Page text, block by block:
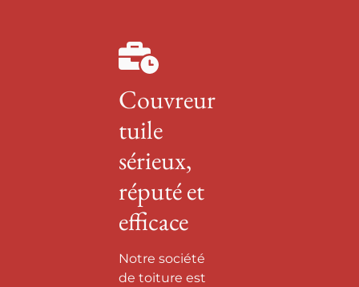
Couvreur
tuile
sérieux,
réputé et
efficace
Notre société
de toiture est